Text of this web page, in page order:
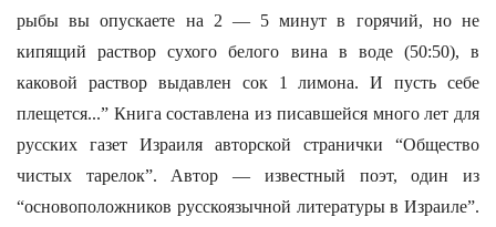
рыбы вы опускаете на 2 — 5 минут в горячий, но не
кипящий раствор сухого белого вина в воде (50:50), в
каковой раствор выдавлен сок 1 лимона. И пусть себе
плещется...” Книга составлена из писавшейся много лет для
русских газет Израиля авторской странички “Общество
чистых тарелок”. Автор — известный поэт, один из
“основоположников русскоязычной литературы в Израиле”.